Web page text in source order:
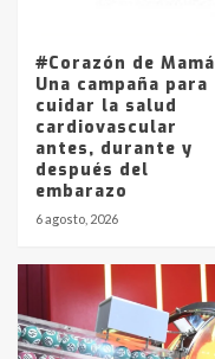
La
entre
#Corazón de
Una campaña para
cuidar la salud
cardiovascular
antes, durante y
después del
embarazo
6 agosto, 2026